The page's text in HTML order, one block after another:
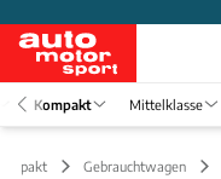
Kompakt Mittelklasse
Gebrauchtwagen